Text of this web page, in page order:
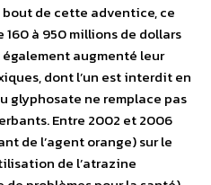
de cette adventice, ce
à 950 millions de dollars
augmenté leur
dont l’un est interdit en
glyphosate ne remplace pas
Entre 2002 et 2006
de l’agent orange) sur le
de l’atrazine